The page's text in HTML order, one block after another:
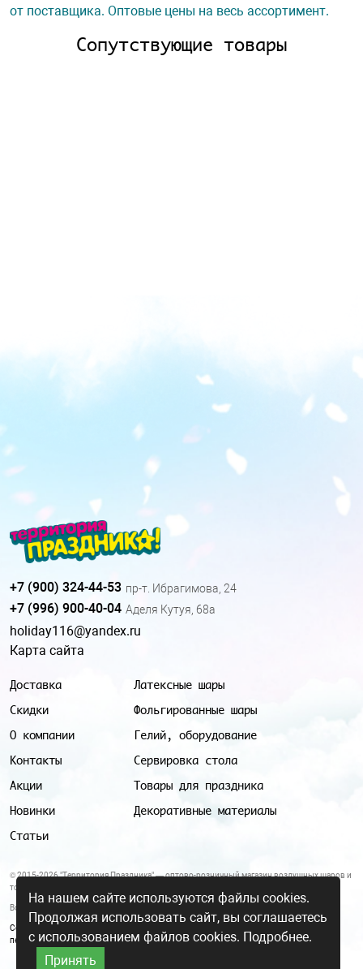
от поставщика. Оптовые цены на весь ассортимент.
Сопутствующие товары
Доставка
Скидки
О компании
Контакты
Акции
Новинки
Статьи
Латексные шары
Фольгированные шары
Гелий, оборудование
Сервировка стола
Товары для праздника
Декоративные материалы
+7 (900) 324-44-53 пр-т. Ибрагимова, 24
+7 (996) 900-40-04 Аделя Кутуя, 68а
holiday116@yandex.ru
Карта сайта
© 2015-2026 "Территория Праздника" — оптово-розничный магазин воздушных шаров и
товаров для праздника.
Все цены и условия, указанные на данном сайте, не являются публичной офертой.
Согласие на обработку персональных данных
персональных данных
На нашем сайте используются файлы cookies.
Продолжая использовать сайт, вы соглашаетесь
с использованием файлов cookies. Подробнее.
Принять